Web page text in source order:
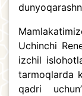
Uchinchi
izchil
tarmoqlarda
qadri